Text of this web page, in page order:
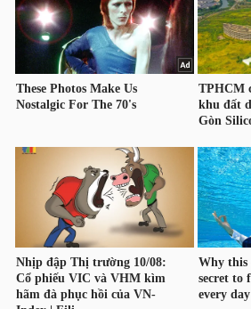
THẾ
GIỚI
ĐÔNG
CHÍNH
CÁ
NHÂN